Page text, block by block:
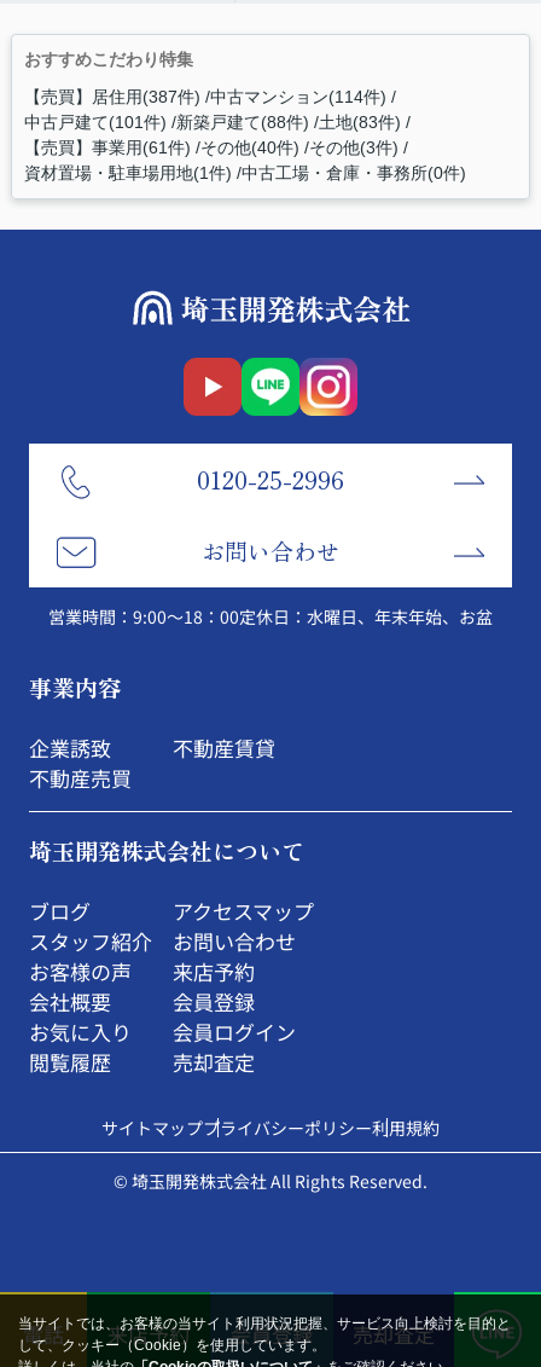
おすすめこだわり特集
【売買】居住用(387件) 中古マンション(114件)
中古戸建て(101件) 新築戸建て(88件) 土地(83件)
【売買】事業用(61件) その他(40件) その他(3件)
資材置場・駐車場用地(1件) 中古工場・倉庫・事務所(0件)
0120-25-2996
お問い合わせ
営業時間：9:00～18：00定休日：水曜日、年末年始、お盆
事業内容
企業誘致
不動産売買
不動産賃貸
埼玉開発株式会社について
ブログ
スタッフ紹介
お客様の声
会社概要
お気に入り
閲覧履歴
アクセスマップ
お問い合わせ
来店予約
会員登録
会員ログイン
売却査定
サイトマッププライバシーポリシー利用規約
© 埼玉開発株式会社 All Rights Reserved.
電話 来店予約 会員登録 売却査定
当サイトでは、お客様の当サイト利用状況把握、サービス向上検討を目的と
して、クッキー（Cookie）を使用しています。